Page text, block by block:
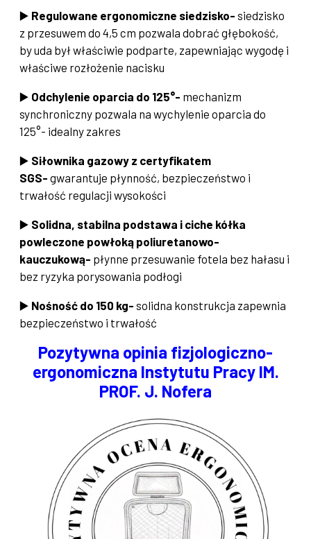
▶️ Regulowane ergonomiczne siedzisko- siedzisko
z przesuwem do 4,5 cm pozwala dobrać głębokość,
by uda był właściwie podparte, zapewniając wygodę i
właściwe rozłożenie nacisku
▶️ Odchylenie oparcia do 125°- mechanizm
synchroniczny pozwala na wychylenie oparcia do
125°- idealny zakres
▶️ Siłownika gazowy z certyfikatem
SGS- gwarantuje płynność, bezpieczeństwo i
trwałość regulacji wysokości
▶️ Solidna, stabilna podstawa i ciche kółka
powleczone powłoką poliuretanowo-
kauczukową- płynne przesuwanie fotela bez hałasu i
bez ryzyka porysowania podłogi
▶️ Nośność do 150 kg- solidna konstrukcja zapewnia
bezpieczeństwo i trwałość
Pozytywna opinia fizjologiczno-
ergonomiczna Instytutu Pracy IM.
PROF. J. Nofera